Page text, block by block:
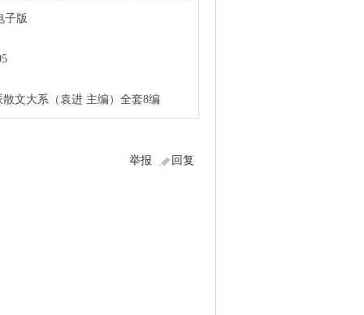
子版
文大系（袁进 主编）全套8编
回复
举报